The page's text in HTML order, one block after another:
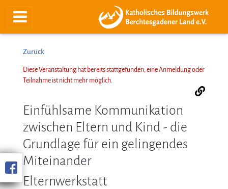
Zurück
Diese Veranstaltung hat bereits stattgefunden, eine Anmeldung oder
Teilnahme ist nicht mehr möglich.
Einfühlsame Kommunikation
zwischen Eltern und Kind - die
Grundlage für ein gelingendes
Miteinander
Elternwerkstatt